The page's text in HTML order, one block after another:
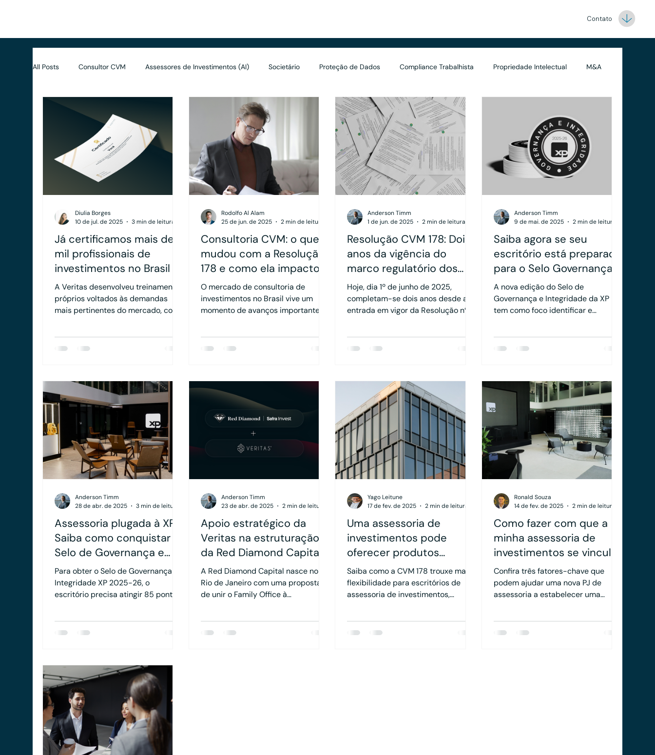
Contato
All Posts Consultor CVM Assessores de Investimentos (AI) Societário Proteção de Dados Compliance Trabalhista Propriedade Intelectual M&A
Contratos Valuation Asset Management Holding Contabilidade
Já certificamos mais de 5
mil profissionais de
investimentos no Brasil
A Veritas desenvolveu treinamentos
próprios voltados às demandas
mais pertinentes do mercado, com
autônoma.
Diulia Borges
10 de jul. de 2025
3 min de leitura
Consultoria CVM: o que
mudou com a Resolução
178 e como ela impactou
o crescimento da
atividade
O mercado de consultoria de
investimentos no Brasil vive um
momento de avanços importantes,
atuação dos profissionais do setor.
assessores de investimentos, trouxe
impactos também para os
consultores. Neste artigo vamos
abordar como essas alterações se
que evidenciam sua expansão.
Rodolfo Al Alam
25 de jun. de 2025
2 min de leitura
Resolução CVM 178: Dois
anos da vigência do
marco regulatório dos
Assessores de
Investimentos
Hoje, dia 1º de junho de 2025,
completam-se dois anos desde a
entrada em vigor da Resolução nº
um novo marco regulatório para os
Anderson Timm
1 de jun. de 2025
2 min de leitura
Saiba agora se seu
escritório está preparado
para o Selo Governança e
Integridade da XP
A nova edição do Selo de
Governança e Integridade da XP
tem como foco identificar e
demonstram maturidade em suas
Anderson Timm
9 de mai. de 2025
2 min de leitura
Assessoria plugada à XP?
Saiba como conquistar o
Selo de Governança e
Integridade
Para obter o Selo de Governança e
Integridade XP 2025-26, o
escritório precisa atingir 85 pontos
cada um avaliando aspectos
Anderson Timm
28 de abr. de 2025
Apoio estratégico da
Veritas na estruturação
da Red Diamond Capital
A Red Diamond Capital nasce no
Rio de Janeiro com uma proposta
de unir o Family Office à
uma atuação 360º.
Anderson Timm
23 de abr. de 2025
Uma assessoria de
investimentos pode
oferecer produtos
financeiros como
Seguros, Câmbio e
Crédito numa mesma PJ?
Saiba como a CVM 178 trouxe maior
flexibilidade para escritórios de
assessoria de investimentos,
Yago Leitune
17 de fev. de 2025
2 min de leitura
Como fazer com que a
minha assessoria de
investimentos se vincule
a uma corretora?
Confira três fatores-chave que
podem ajudar uma nova PJ de
assessoria a estabelecer uma
Ronald Souza
14 de fev. de 2025
2 min de leitura